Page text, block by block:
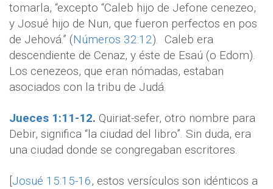
tomarla, “excepto “Caleb hijo de Jefone cenezeo,
y Josué hijo de Nun, que fueron perfectos en pos
de Jehová.” (Números 32:12). Caleb era
descendiente de Cenaz, y éste de Esaú (o Edom).
Los cenezeos, que eran nómadas, estaban
asociados con la tribu de Judá.
Jueces 1:11-12. Quiriat-sefer, otro nombre para
Debir, significa “la ciudad del libro”. Sin duda, era
una ciudad donde se congregaban escritores.
[Josué 15:15-16, estos versículos son idénticos a